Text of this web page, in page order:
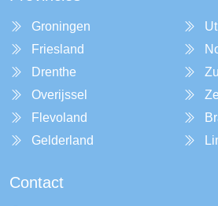
Groningen
Friesland
Drenthe
Overijssel
Flevoland
Gelderland
Contact